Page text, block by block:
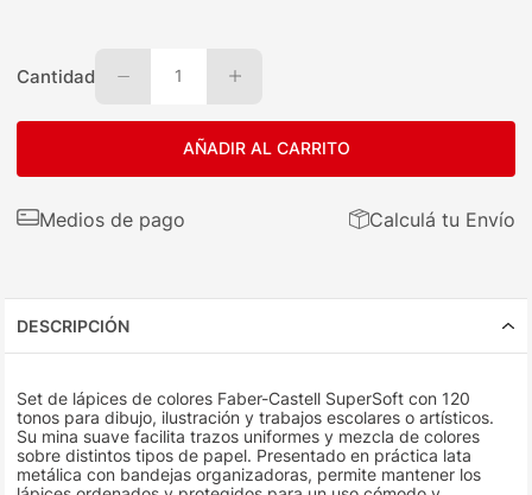
Cantidad 1
AÑADIR AL CARRITO
Medios de pago Calculá tu Envío
DESCRIPCIÓN
Set de lápices de colores Faber-Castell SuperSoft con 120
tonos para dibujo, ilustración y trabajos escolares o artísticos.
Su mina suave facilita trazos uniformes y mezcla de colores
sobre distintos tipos de papel. Presentado en práctica lata
metálica con bandejas organizadoras, permite mantener los